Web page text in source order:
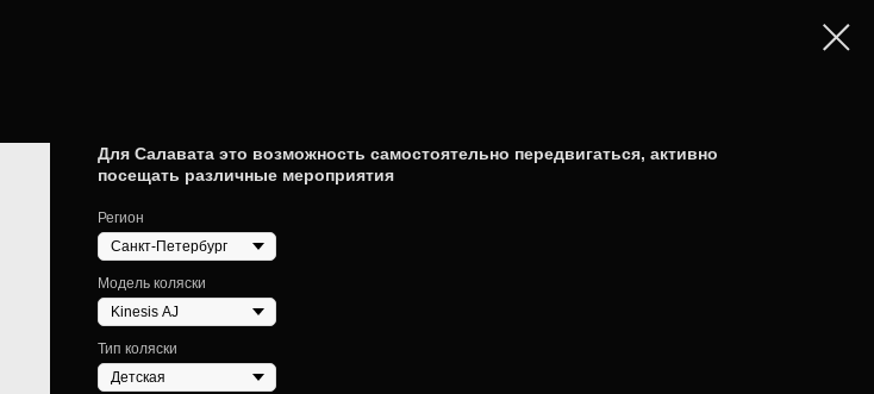
Для Салавата это возможность самостоятельно передвигаться, активно
посещать различные мероприятия
Регион
Модель коляски
Тип коляски